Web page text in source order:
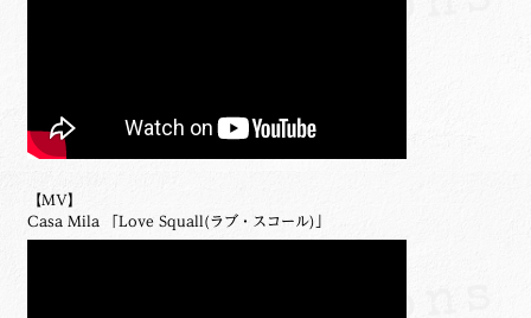
【MV】
Casa Mila 「Love Squall(ラブ・スコール)」